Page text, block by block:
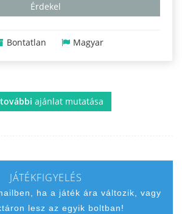
Érdekel
Bontatlan Magyar
ajánlat mutatása
JÁTÉKFIGYELÉS
ha a játék ára változik, vagy
lesz az egyik boltban!